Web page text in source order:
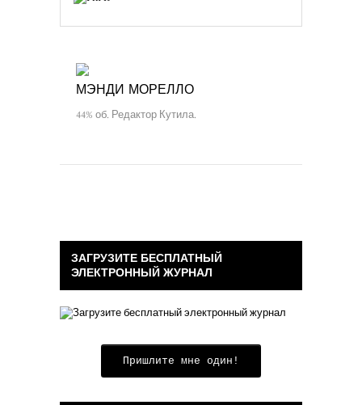
МЭНДИ МОРЕЛЛО
44% об. Редактор Кутила.
ЗАГРУЗИТЕ БЕСПЛАТНЫЙ
ЭЛЕКТРОННЫЙ ЖУРНАЛ
Пришлите мне один!